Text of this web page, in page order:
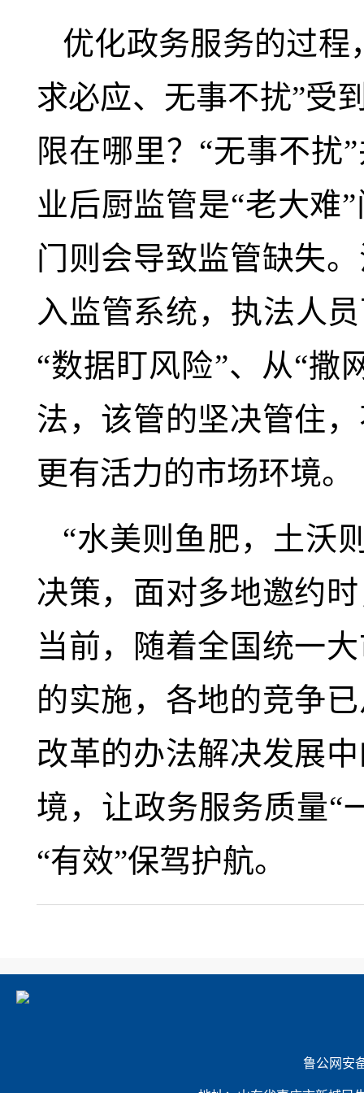
优化政务服务的过程
求必应、无事不扰”受
限在哪里？“无事不扰
业后厨监管是“老大难
门则会导致监管缺失
入监管系统，执法人
“数据盯风险”、从“撒
法，该管的坚决管住
更有活力的市场环境。
“水美则鱼肥，土沃
决策，面对多地邀约
当前，随着全国统一
的实施，各地的竞争
改革的办法解决发展
境，让政务服务质量“
“有效”保驾护航。